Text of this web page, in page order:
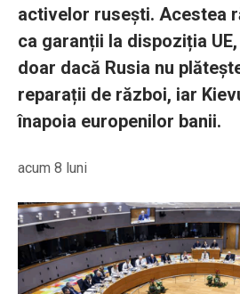
activelor rusești. Acestea
ca garanții la dispoziția
doar dacă Rusia nu
reparații de război, iar
înapoia europenilor banii.
acum 8 luni